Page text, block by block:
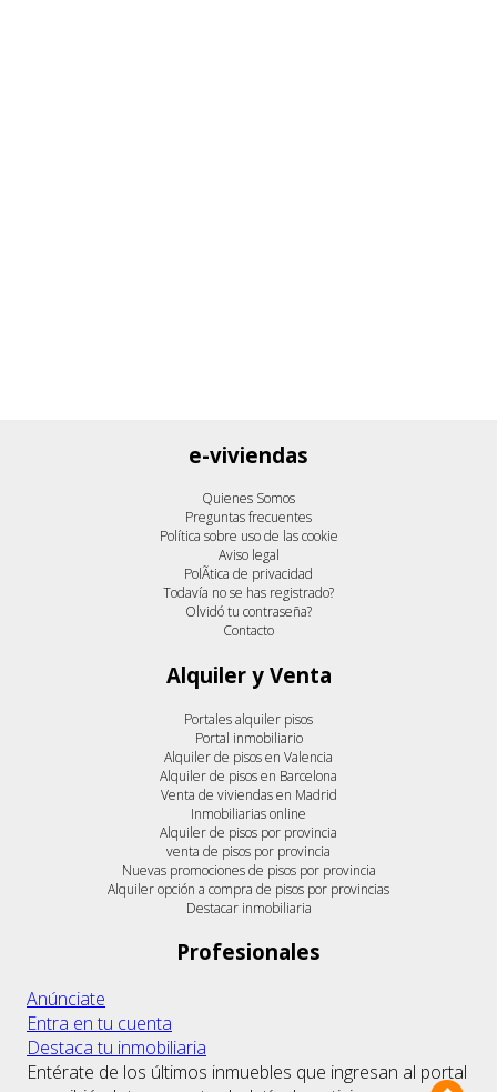
e-viviendas
Quienes Somos
Preguntas frecuentes
Política sobre uso de las cookie
Aviso legal
PolÃ­tica de privacidad
Todavía no se has registrado?
Olvidó tu contraseña?
Contacto
Alquiler y Venta
Portales alquiler pisos
Portal inmobiliario
Alquiler de pisos en Valencia
Alquiler de pisos en Barcelona
Venta de viviendas en Madrid
Inmobiliarias online
Alquiler de pisos por provincia
venta de pisos por provincia
Nuevas promociones de pisos por provincia
Alquiler opción a compra de pisos por provincias
Destacar inmobiliaria
Profesionales
Anúnciate
Entra en tu cuenta
Destaca tu inmobiliaria
Entérate de los últimos inmuebles que ingresan al portal